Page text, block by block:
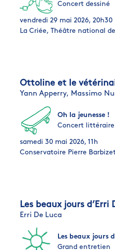
Concert dessiné
vendredi 29 mai 2026, 20h30
La Criée, Théâtre national
Ottoline et le
Yann Apperry, Massimo
Oh la jeunesse !
Concert littéraire
samedi 30 mai 2026, 11h
Conservatoire Pierre
Les beaux jours d’Erri
Erri De Luca
Les beaux jours
Grand entretien